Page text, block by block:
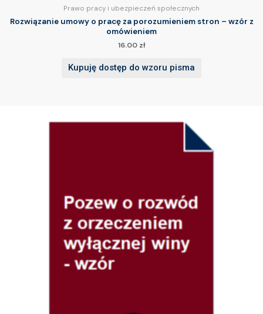
Prawo pracy i ubezpieczeń społecznych
Rozwiązanie umowy o pracę za porozumieniem stron – wzór z
omówieniem
16.00 zł
Kupuję dostęp do wzoru pisma